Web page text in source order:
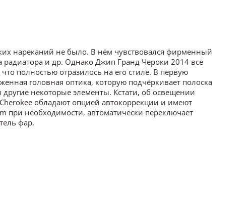
нареканий не было. В нём чувствовался фирменный
и др. Однако Джип Гранд Чероки 2014 всё
полностью отразилось на его стиле. В первую
головная оптика, которую подчёркивает полоска
некоторые элементы. Кстати, об освещении
обладают опцией автокоррекции и имеют
при необходимости, автоматически переключает
фар.